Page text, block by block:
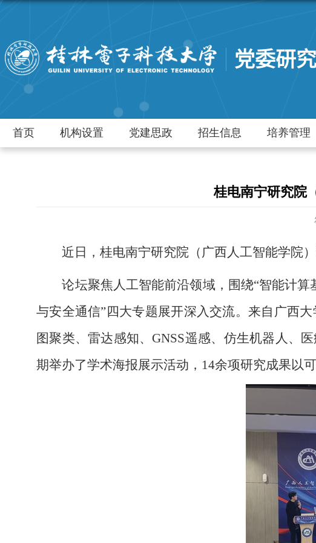
党委研
首页 机构设置 党建思政 招生信息 培养管理
桂电南宁研究院
近日，桂电南宁研究院（广西人工智能学院
论坛聚焦人工智能前沿领域，围绕“智能计算
与安全通信”四大专题展开深入交流。来自广西
图聚类、雷达感知、GNSS遥感、仿生机器人、
期举办了学术海报展示活动， 14余项研究成果以